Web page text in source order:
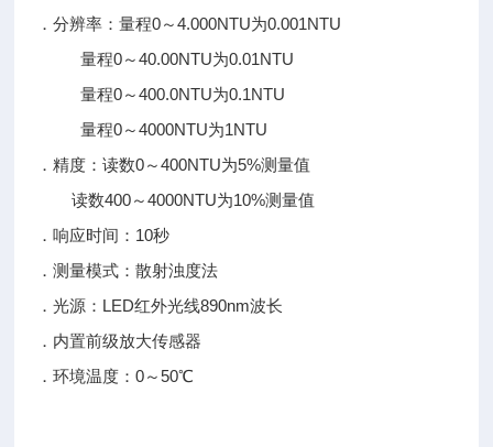
．分辨率：量程0～4.000NTU为0.001NTU
量程0～40.00NTU为0.01NTU
量程0～400.0NTU为0.1NTU
量程0～4000NTU为1NTU
．精度：读数0～400NTU为5%测量值
读数400～4000NTU为10%测量值
．响应时间：10秒
．测量模式：散射浊度法
．光源：LED红外光线890nm波长
．内置前级放大传感器
．环境温度：0～50℃